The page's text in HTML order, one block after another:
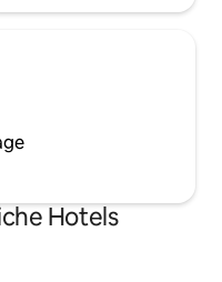
Hotels